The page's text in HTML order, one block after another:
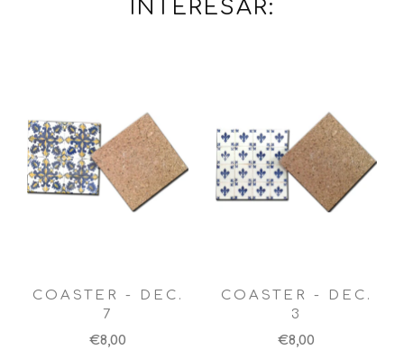
INTERESAR:
COASTER - DEC.
7
€8,00
COASTER - DEC.
3
€8,00